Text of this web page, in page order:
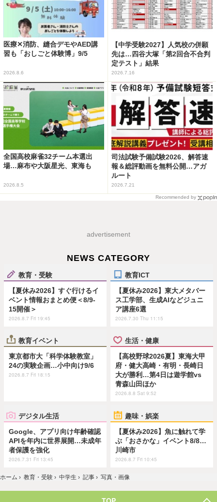
医療✕消防、縫合デモやAED講
習も「おしごと体験博」9/5
2026.8.6
【中学受験2027】人気校の併願
先は…四谷大塚「第2回合不合判
定テスト」結果
2026.7.16
全国高校麻雀32チーム本選出
場…麻布や大阪星光、東海も
2026.8.5
司法試験予備試験2026、解答速
報＆総評動画を無料公開…アガ
ルート
2026.7.21
Recommended by
advertisement
NEWS CATEGORY
教育・受験
【夏休み2026】すぐ行けるイ
ベント情報おまとめ便＜8/9-
15開催＞
2026.8.7 Fri 19:45
教育ICT
【夏休み2026】東大メタバー
ス工学部、生成AIなどジュニ
ア講座6選
2026.7.30 Thu 11:15
教育イベント
東京都市大「科学体験教室」
24の実験企画…小中向け9/6
2026.8.7 Fri 18:15
生活・健康
【高校野球2026夏】東海大甲
府・健大高崎・有明・長崎日
大が勝利…第4日は遊学館vs
青森山田ほか
2026.8.8 Sat 9:52
デジタル生活
Google、アプリ向け年齢確認
APIを年内に世界展開…未成年
者保護を強化
2026.7.31 Fri 13:45
趣味・娯楽
【夏休み2026】魚に触れて学
ぶ「おさかな」イベント8/8…
川崎市
2026.8.7 Fri 10:45
ホーム › 教育・受験 › 中学生 › 記事 › 写真・画像